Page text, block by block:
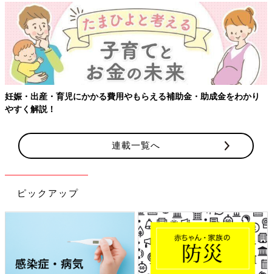
妊娠・出産・育児にかかる費用やもらえる補助金・助成金をわかり
やすく解説！
連載一覧へ
ピックアップ